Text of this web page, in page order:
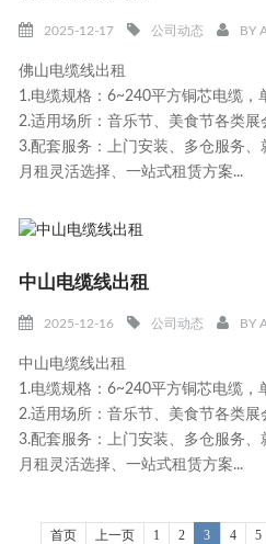
2025-12-17 公司动态 BY
佛山电缆线出租
1.电缆规格：6~240平方铜芯电缆，
2.适用场所：音乐节、美食节各类
3.配套服务：上门安装、多仓服务
月租灵活选择、一站式租赁方案...
中山电缆线出租
2025-12-16 公司动态 BY
中山电缆线出租
1.电缆规格：6~240平方铜芯电缆，
2.适用场所：音乐节、美食节各类
3.配套服务：上门安装、多仓服务
月租灵活选择、一站式租赁方案...
首页 上一页 1 2 3 4 5